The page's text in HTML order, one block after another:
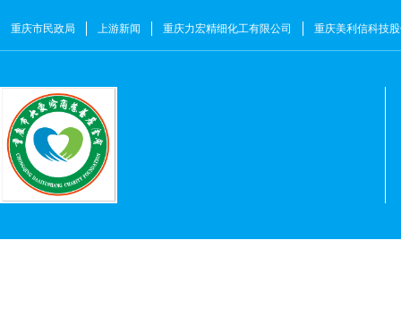
重庆市民政局 上游新闻 重庆力宏精细化工有限公司 重庆美利信科技